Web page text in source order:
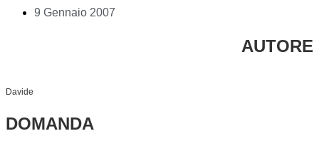
9 Gennaio 2007
AUTORE
Davide
DOMANDA